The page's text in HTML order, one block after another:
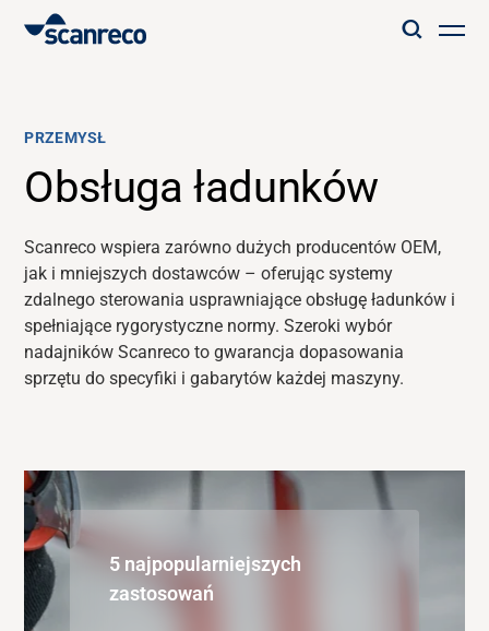
Branże
Centrum wiedzy
PRZEMYSŁ
Obsługa ładunków
Scanreco wspiera zarównodużych producentów OEM,
jak i mniejszych dostawców – oferując systemy
zdalnego sterowania usprawniające obsługę ładunków i
spełniające rygorystyczne normy. Szeroki wybór
nadajników Scanreco togwarancja dopasowania
sprzętu do specyfiki i gabarytów każdej maszyny.
5 najpopularniejszych
zastosowań